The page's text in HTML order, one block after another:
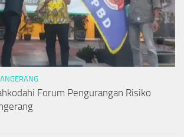
Forum Pengurangan Risiko